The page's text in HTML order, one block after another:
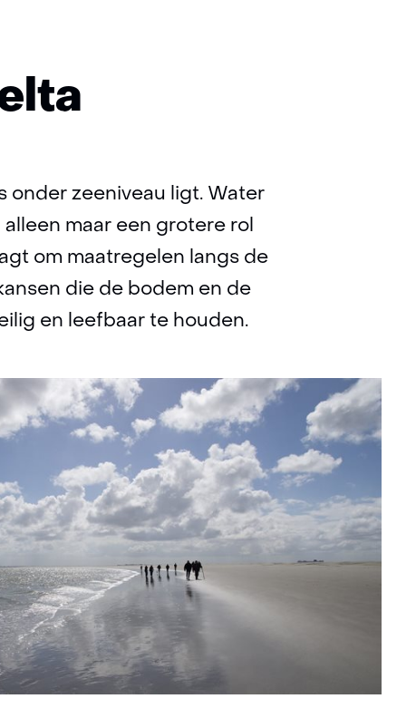
onder zeeniveau ligt. Water
maar een grotere rol
om maatregelen langs de
die de bodem en de
en leefbaar te houden.